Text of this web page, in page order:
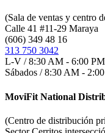
(Sala de ventas y centro
Calle 41 #11-29 Maraya
(606) 349 48 16
313 750 3042
L-V / 8:30 AM - 6:00 PM
Sábados / 8:30 AM -
MoviFit National
(Centro de distribución